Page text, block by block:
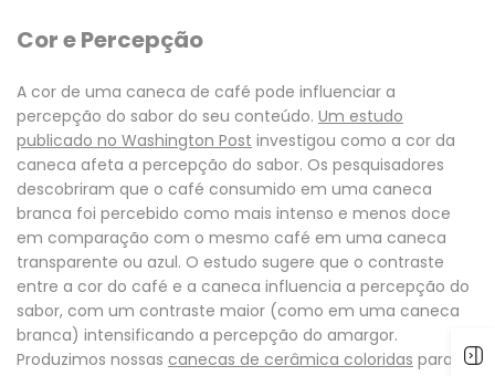
Cor e Percepção
A cor de uma caneca de café pode influenciar a
percepção do sabor do seu conteúdo. Um estudo
publicado no Washington Post investigou como a cor da
caneca afeta a percepção do sabor. Os pesquisadores
descobriram que o café consumido em uma caneca
branca foi percebido como mais intenso e menos doce
em comparação com o mesmo café em uma caneca
transparente ou azul. O estudo sugere que o contraste
entre a cor do café e a caneca influencia a percepção do
sabor, com um contraste maior (como em uma caneca
branca) intensificando a percepção do amargor.
Produzimos nossas canecas de cerâmica coloridas para